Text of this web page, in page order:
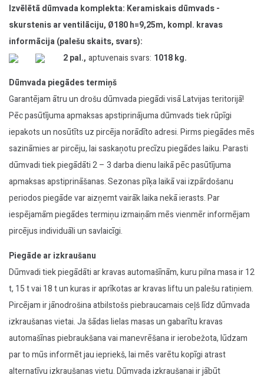
Izvēlētā dūmvada komplekta: Keramiskais dūmvads -
skurstenis ar ventilāciju, Ø180 h=9,25m, kompl. kravas
informācija (palešu skaits, svars):
2 pal., aptuvenais svars: 1018 kg.
Dūmvada piegādes termiņš
Garantējam ātru un drošu dūmvada piegādi visā Latvijas teritorijā!
Pēc pasūtījuma apmaksas apstiprinājuma dūmvads tiek rūpīgi
iepakots un nosūtīts uz pircēja norādīto adresi. Pirms piegādes mēs
sazināmies ar pircēju, lai saskaņotu precīzu piegādes laiku. Parasti
dūmvadi tiek piegādāti 2 – 3 darba dienu laikā pēc pasūtījuma
apmaksas apstiprināšanas. Sezonas pīķa laikā vai izpārdošanu
periodos piegāde var aizņemt vairāk laika nekā ierasts. Par
iespējamām piegādes termiņu izmaiņām mēs vienmēr informējam
pircējus individuāli un savlaicīgi.
Piegāde ar izkraušanu
Dūmvadi tiek piegādāti ar kravas automašīnām, kuru pilna masa ir 12
t, 15 t vai 18 t un kuras ir aprīkotas ar kravas liftu un palešu ratiņiem.
Pircējam ir jānodrošina atbilstošs piebraucamais ceļš līdz dūmvada
izkraušanas vietai. Ja šādas lielas masas un gabarītu kravas
automašīnas piebraukšana vai manevrēšana ir ierobežota, lūdzam
par to mūs informēt jau iepriekš, lai mēs varētu kopīgi atrast
alternatīvu izkraušanas vietu. Dūmvada izkraušanai ir jābūt